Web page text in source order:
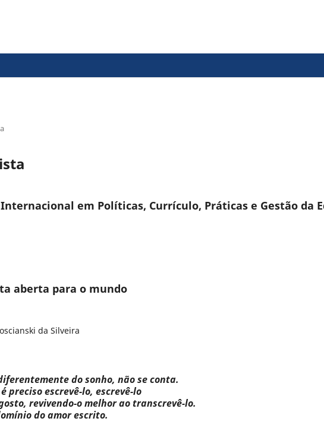
Internacional em Políticas, Currículo, Práticas e Gestão da
aberta para o mundo
da Silveira
do sonho, não se conta.
preciso escrevê-lo, escrevê-lo
revivendo-o melhor ao transcrevê-lo.
do amor escrito.